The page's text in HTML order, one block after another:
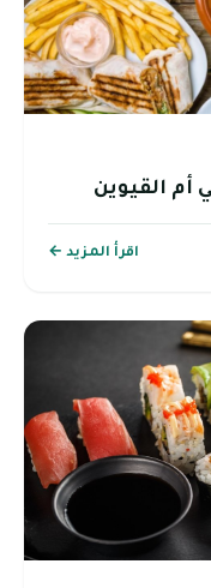
القيوين
اقرأ المزيد ←